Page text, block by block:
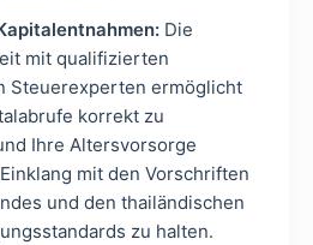
Die
mit qualifizierten
Steuerexperten ermöglicht
korrekt zu
Ihre Altersvorsorge
mit den Vorschriften
und den thailändischen
zu halten.